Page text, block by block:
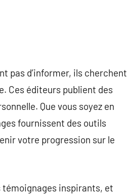
pas d’informer, ils cherchent
Ces éditeurs publient des
Que vous soyez en
fournissent des outils
votre progression sur le
témoignages inspirants, et